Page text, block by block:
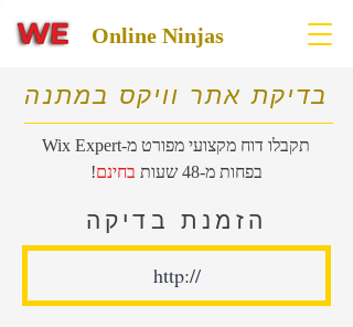
Online Ninjas
בדיקת אתר וויקס במתנה
תקבלו דוח מקצועי מפורט מ-Wix Expert
בפחות מ-48 שעות
בחינם!
הזמנת בדיקה